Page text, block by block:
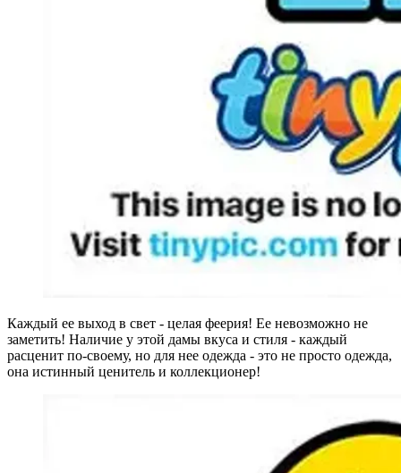
Каждый ее выход в свет - целая феерия! Ее невозможно не
заметить! Наличие у этой дамы вкуса и стиля - каждый
расценит по-своему, но для нее одежда - это не просто одежда,
она истинный ценитель и коллекционер!